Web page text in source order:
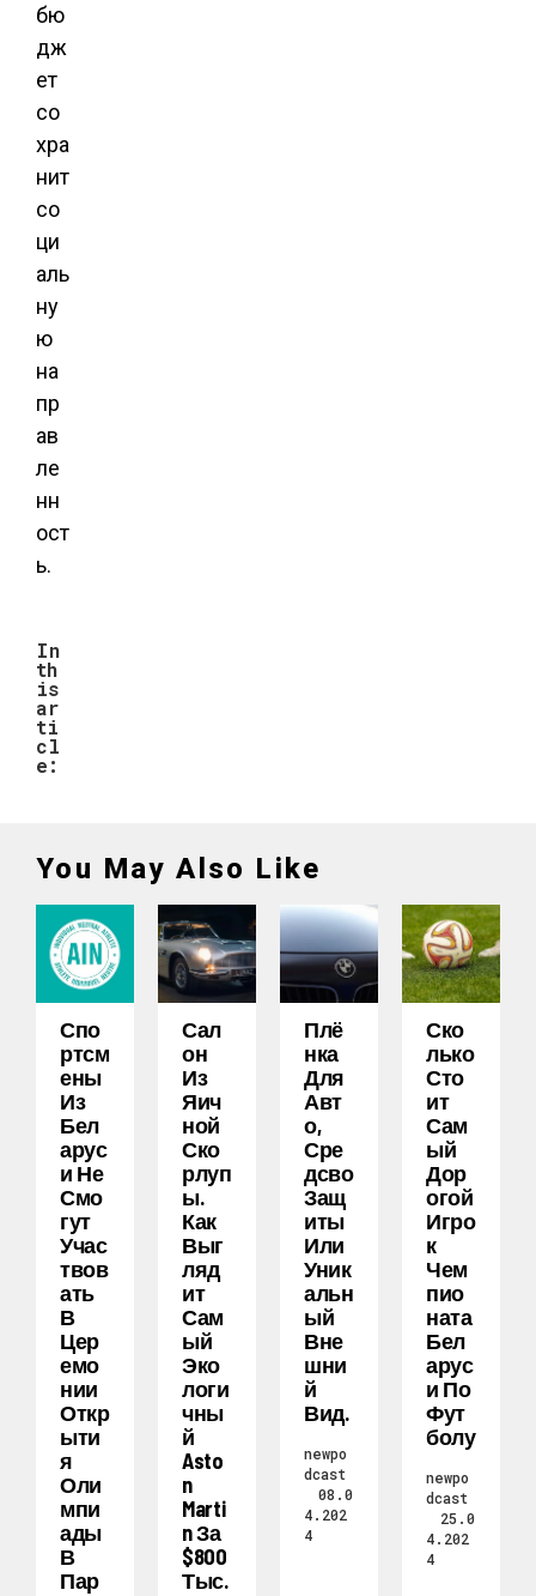
бю
дж
ет
со
хра
нит
со
ци
аль
ну
ю
на
пр
ав
ле
нн
ост
ь.
In
th
is
ar
ti
cl
e:
You May Also Like
Спо
Ртсм
Ены
Из
Бел
Арус
И Не
Смо
Гут
Учас
Твов
Ать
В
Цер
Емо
Нии
Откр
Ыти
Я
Оли
Мпи
Ады
В
Пар
Сал
Он
Из
Яич
Ной
Ско
Рлуп
Ы.
Как
Выг
Ляд
Ит
Сам
Ый
Эко
Логи
Чны
Й
Asto
N
Marti
N За
$800
Тыс.
Плё
Нка
Для
Авт
О,
Сре
Дсво
Защ
Иты
Или
Уник
Альн
Ый
Вне
Шни
Й
Вид.
newpo
dcast
08.0
4.202
4
Ско
Лько
Сто
Ит
Сам
Ый
Дор
Огой
Игро
К
Чем
Пио
Ната
Бел
Арус
И По
Фут
Болу
newpo
dcast
25.0
4.202
4